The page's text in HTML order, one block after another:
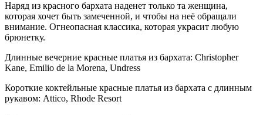
Наряд из красного бархата наденет только та женщина,
которая хочет быть замеченной, и чтобы на неё обращали
внимание. Огнеопасная классика, которая украсит любую
брюнетку.
Длинные вечерние красные платья из бархата: Christopher
Kane, Emilio de la Morena, Undress
Короткие коктейльные красные платья из бархата с длинным
рукавом: Attico, Rhode Resort